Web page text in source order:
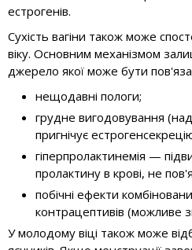
естрогенів.
Сухість вагіни також може
віку. Основним механізмом
джерело якої може бути
нещодавні пологи;
грудне вигодовування
пригнічує
гіперпролактинемія —
пролактину в крові, не
побічні ефекти
контрацептивів (можливе
У молодому віці також може